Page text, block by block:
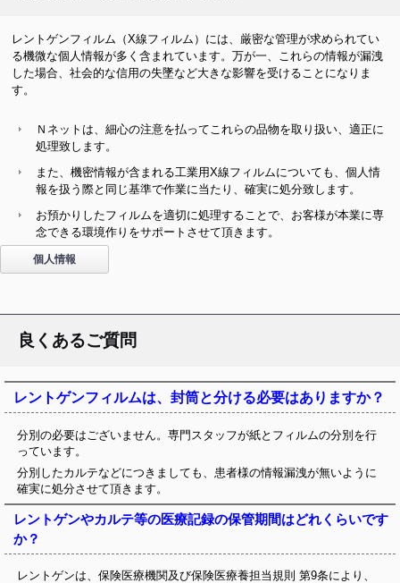
レントゲンフィルム（X線フィルム）には、厳密な管理が求められてい
る機微な個人情報が多く含まれています。万が一、これらの情報が漏洩
した場合、社会的な信用の失墜など大きな影響を受けることになりま
す。
Ｎネットは、細心の注意を払ってこれらの品物を取り扱い、適正に
処理致します。
また、機密情報が含まれる工業用X線フィルムについても、個人情
報を扱う際と同じ基準で作業に当たり、確実に処分致します。
お預かりしたフィルムを適切に処理することで、お客様が本業に専
念できる環境作りをサポートさせて頂きます。
個人情報
良くあるご質問
レントゲンフィルムは、封筒と分ける必要はありますか？
分別の必要はございません。専門スタッフが紙とフィルムの分別を行
っています。
分別したカルテなどにつきましても、患者様の情報漏洩が無いように
確実に処分させて頂きます。
レントゲンやカルテ等の医療記録の保管期間はどれくらいです
か？
レントゲンは、保険医療機関及び保険医療養担当規則 第9条により、